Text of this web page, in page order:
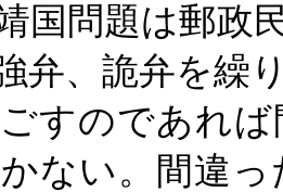
国問題は郵政
弁、詭弁を繰
すのであれ
ない。間違